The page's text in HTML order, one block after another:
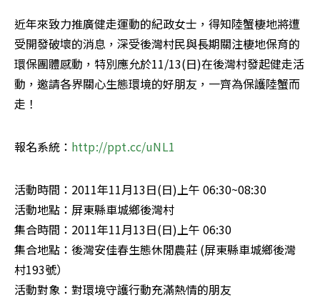
近年來致力推廣健走運動的紀政女士，得知陸蟹棲地將遭
受開發破壞的消息，深受後灣村民與長期關注棲地保育的
環保團體感動，特別應允於11/13(日)在後灣村發起健走活
動，邀請各界關心生態環境的好朋友，一齊為保護陸蟹而
走！
報名系統： http://ppt.cc/uNL1
活動時間：2011年11月13日(日)上午 06:30~08:30
活動地點：屏東縣車城鄉後灣村
集合時間：2011年11月13日(日)上午 06:30
集合地點：後灣安佳春生態休閒農莊 (屏東縣車城鄉後灣
村193號）
活動對象：對環境守護行動充滿熱情的朋友